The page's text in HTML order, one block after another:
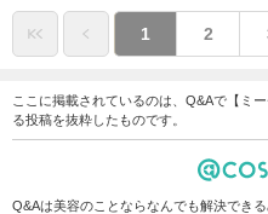
1 2
ここに掲載されているのは、Q&Aで【ミ
る投稿を抜粋したものです。
Q&Aは美容のことならなんでも解決でき